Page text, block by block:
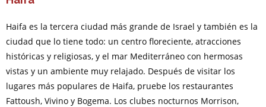
Haifa es la tercera ciudad más grande de Israel y también es la
ciudad que lo tiene todo: un centro floreciente, atracciones
históricas y religiosas, y el mar Mediterráneo con hermosas
vistas y un ambiente muy relajado. Después de visitar los
lugares más populares de Haifa, pruebe los restaurantes
Fattoush, Vivino y Bogema. Los clubes nocturnos Morrison,